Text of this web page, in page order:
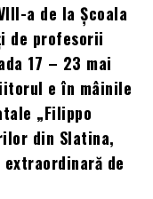
a de la Școala
de profesorii
17 – 23 mai
e în mâinile
„Filippo
din Slatina,
de